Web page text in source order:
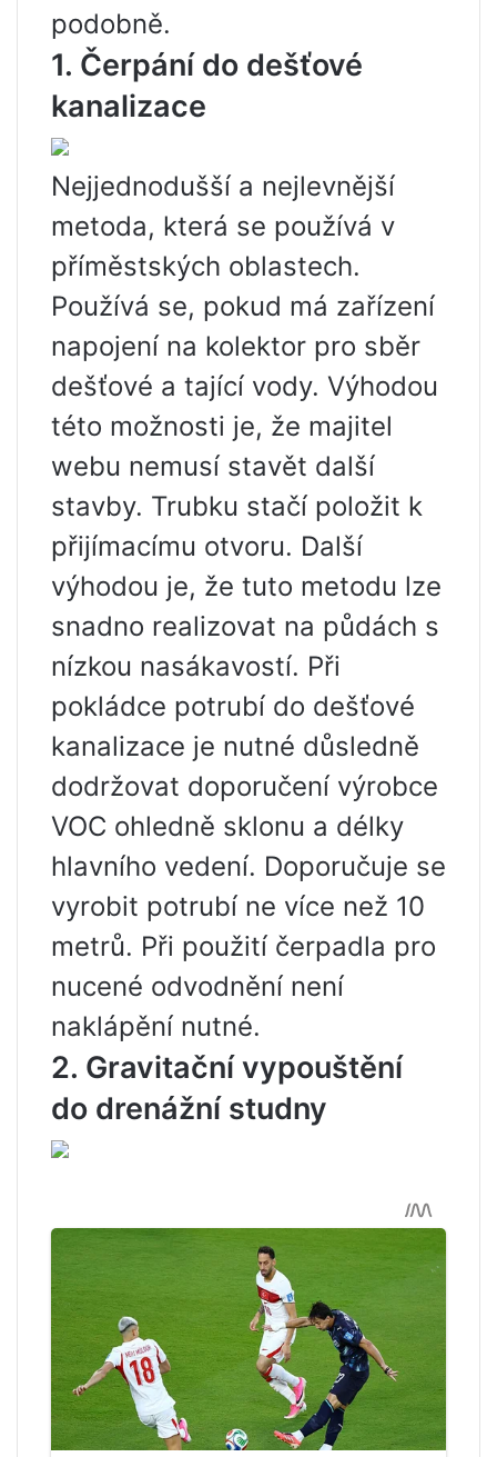
podobně.
1. Čerpání do dešťové
kanalizace
Nejjednodušší a nejlevnější
metoda, která se používá v
příměstských oblastech.
Používá se, pokud má zařízení
napojení na kolektor pro sběr
dešťové a tající vody. Výhodou
této možnosti je, že majitel
webu nemusí stavět další
stavby. Trubku stačí položit k
přijímacímu otvoru. Další
výhodou je, že tuto metodu lze
snadno realizovat na půdách s
nízkou nasákavostí. Při
pokládce potrubí do dešťové
kanalizace je nutné důsledně
dodržovat doporučení výrobce
VOC ohledně sklonu a délky
hlavního vedení. Doporučuje se
vyrobit potrubí ne více než 10
metrů. Při použití čerpadla pro
nucené odvodnění není
naklápění nutné.
2. Gravitační vypouštění
do drenážní studny